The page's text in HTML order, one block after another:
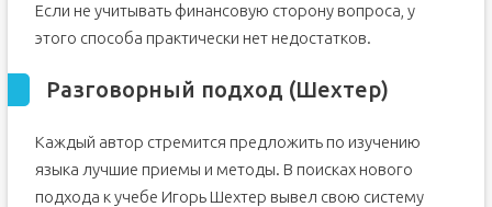
Если не учитывать финансовую сторону вопроса, у
этого способа практически нет недостатков.
Разговорный подход (Шехтер)
Каждый автор стремится предложить по изучению
языка лучшие приемы и методы. В поисках нового
подхода к учебе Игорь Шехтер вывел свою систему